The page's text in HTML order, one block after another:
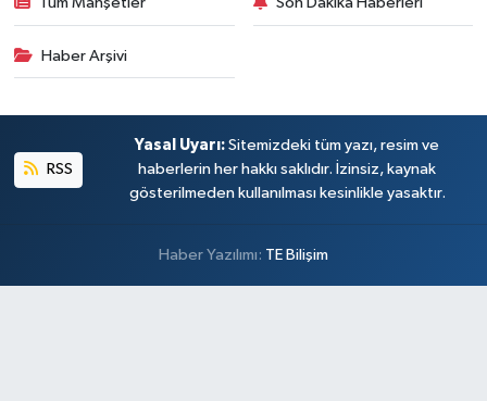
Haber Arşivi
RSS
Yasal Uyarı: Sitemizdeki tüm yazı, resim ve
haberlerin her hakkı saklıdır. İzinsiz, kaynak
gösterilmeden kullanılması kesinlikle yasaktır.
Haber Yazılımı: TE Bilişim